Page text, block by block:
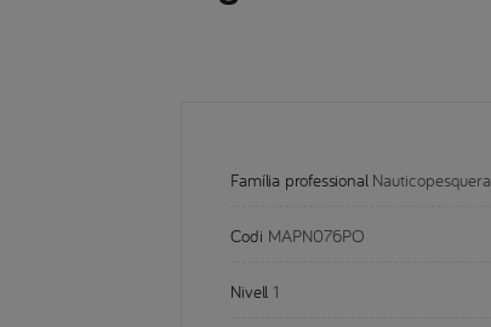
Família professional Nauticopesquera
Codi MAPN076PO
Nivell 1